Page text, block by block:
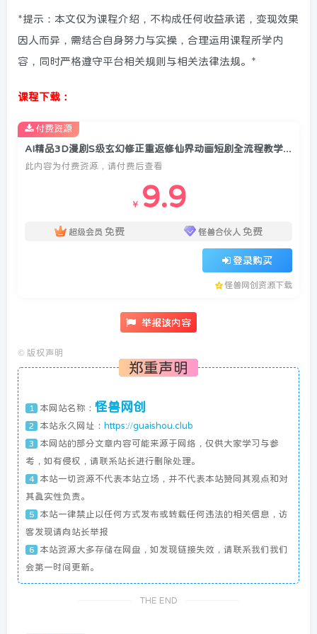
*提示：本文仅为课程介绍，不构成任何收益承诺，变现效果
因人而异，需结合自身努力与实操，合理运用课程所学内
容，同时严格遵守平台相关规则与相关法律法规。*
课程下载：
AI精品3D漫剧S级玄幻修正重返修仙界动画短剧全流程教学，全面解锁3D奇幻漫剧，零基础轻松上手
此内容为付费资源，请付费后查看
￥ 9.9
超级会员 免费 怪兽合伙人 免费
登录购买
怪兽网创资源下载
付费资源
举报该内容
© 版权声明
郑重声明
1 本网站名称： 怪兽网创
2 本站永久网址： https://guaishou.club
3
本网站的部分文章内容可能来源于网络，仅供大家学习与参
考，如有侵权，请联系站长进行删除处理。
4
本站一切资源不代表本站立场，并不代表本站赞同其观点和对
其真实性负责。
5
本站一律禁止以任何方式发布或转载任何违法的相关信息，访
客发现请向站长举报
6
本站资源大多存储在网盘，如发现链接失效，请联系我们我们
会第一时间更新。
THE END